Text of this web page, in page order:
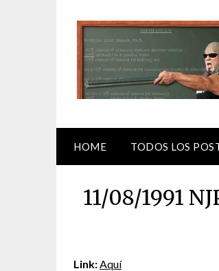
HOME TODOS LOS
11/08/1991
Link:Aquí